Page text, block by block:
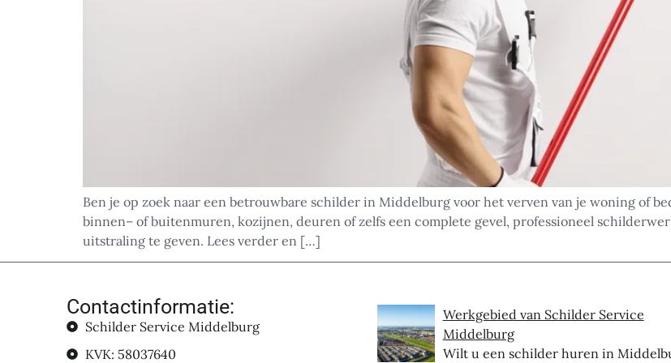
Ben je op zoek naar een betrouwbare schilder in Middelburg voor het verven van je woning of
binnen– of buitenmuren, kozijnen, deuren of zelfs een complete gevel, professioneel
uitstraling te geven. Lees verder en […]
Contactinformatie:
Schilder Service Middelburg
KVK: 58037640
Werkgebied van Schilder Service
Middelburg
Wilt u een schilder huren in